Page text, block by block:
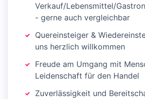
Verkauf/Lebensmittel/
- gerne auch vergleichbar
Quereinsteiger &
uns herzlich willkommen
Freude am Umgang mit
Leidenschaft für den Handel
Zuverlässigkeit und